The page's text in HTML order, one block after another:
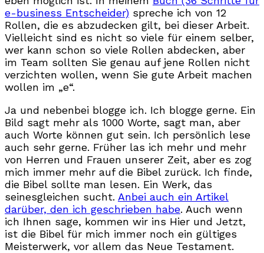
e-business Entscheider) spreche ich von 12
Rollen, die es abzudecken gilt, bei dieser Arbeit.
Vielleicht sind es nicht so viele für einem selber,
wer kann schon so viele Rollen abdecken, aber
im Team sollten Sie genau auf jene Rollen nicht
verzichten wollen, wenn Sie gute Arbeit machen
wollen im „e“.
Ja und nebenbei blogge ich. Ich blogge gerne. Ein
Bild sagt mehr als 1000 Worte, sagt man, aber
auch Worte können gut sein. Ich persönlich lese
auch sehr gerne. Früher las ich mehr und mehr
von Herren und Frauen unserer Zeit, aber es zog
mich immer mehr auf die Bibel zurück. Ich finde,
die Bibel sollte man lesen. Ein Werk, das
seinesgleichen sucht. Anbei auch ein Artikel
darüber, den ich geschrieben habe. Auch wenn
ich Ihnen sage, kommen wir ins Hier und Jetzt,
ist die Bibel für mich immer noch ein gültiges
Meisterwerk, vor allem das Neue Testament.